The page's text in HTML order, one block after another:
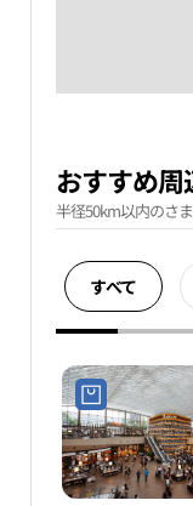
おすすめ周
半径50km以内のさ
すべて